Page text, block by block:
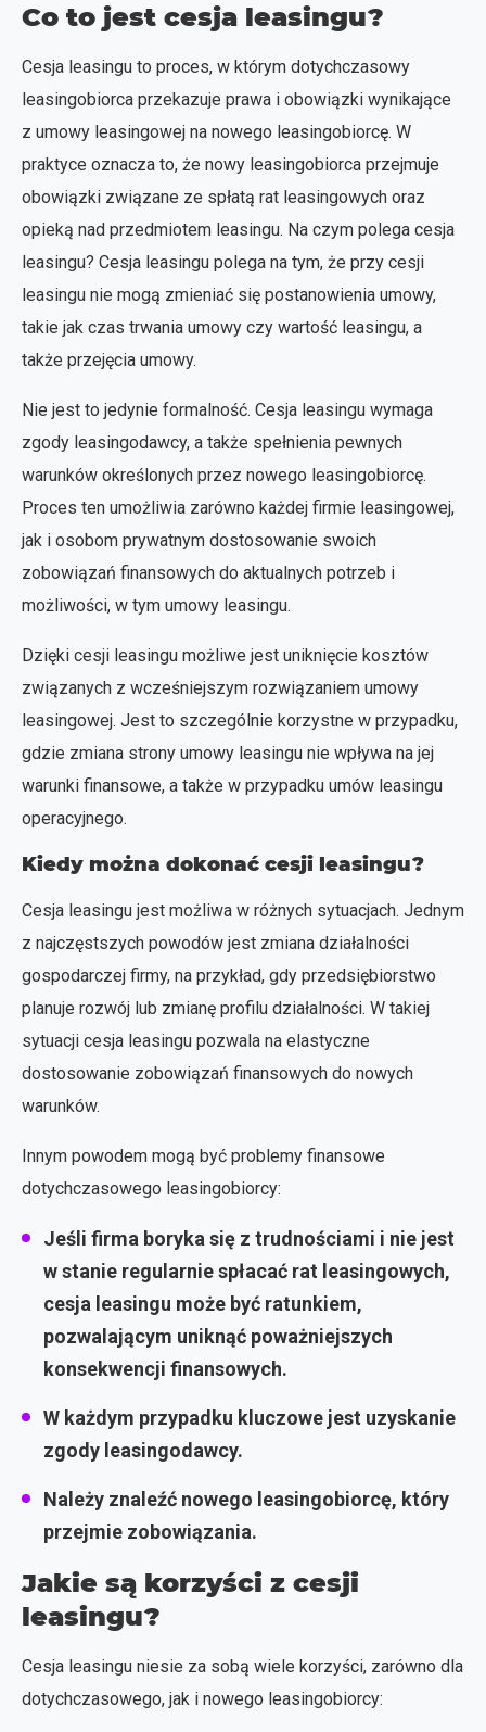
Co to jest cesja leasingu?
Cesja leasingu to proces, w którym dotychczasowy
leasingobiorca przekazuje prawa i obowiązki wynikające
z umowy leasingowej na nowego leasingobiorcę. W
praktyce oznacza to, że nowy leasingobiorca przejmuje
obowiązki związane ze spłatą rat leasingowych oraz
opieką nad przedmiotem leasingu. Na czym polega cesja
leasingu? Cesja leasingu polega na tym, że przy cesji
leasingu nie mogą zmieniać się postanowienia umowy,
takie jak czas trwania umowy czy wartość leasingu, a
także przejęcia umowy.
Nie jest to jedynie formalność. Cesja leasingu wymaga
zgody leasingodawcy, a także spełnienia pewnych
warunków określonych przez nowego leasingobiorcę.
Proces ten umożliwia zarówno każdej firmie leasingowej,
jak i osobom prywatnym dostosowanie swoich
zobowiązań finansowych do aktualnych potrzeb i
możliwości, w tym umowy leasingu.
Dzięki cesji leasingu możliwe jest uniknięcie kosztów
związanych z wcześniejszym rozwiązaniem umowy
leasingowej. Jest to szczególnie korzystne w przypadku,
gdzie zmiana strony umowy leasingu nie wpływa na jej
warunki finansowe, a także w przypadku umów leasingu
operacyjnego.
Kiedy można dokonać cesji leasingu?
Cesja leasingu jest możliwa w różnych sytuacjach. Jednym
z najczęstszych powodów jest zmiana działalności
gospodarczej firmy, na przykład, gdy przedsiębiorstwo
planuje rozwój lub zmianę profilu działalności. W takiej
sytuacji cesja leasingu pozwala na elastyczne
dostosowanie zobowiązań finansowych do nowych
warunków.
Innym powodem mogą być problemy finansowe
dotychczasowego leasingobiorcy:
Jeśli firma boryka się z trudnościami i nie jest
w stanie regularnie spłacać rat leasingowych,
cesja leasingu może być ratunkiem,
pozwalającym uniknąć poważniejszych
konsekwencji finansowych.
W każdym przypadku kluczowe jest uzyskanie
zgody leasingodawcy.
Należy znaleźć nowego leasingobiorcę, który
przejmie zobowiązania.
Jakie są korzyści z cesji
leasingu?
Cesja leasingu niesie za sobą wiele korzyści, zarówno dla
dotychczasowego, jak i nowego leasingobiorcy: